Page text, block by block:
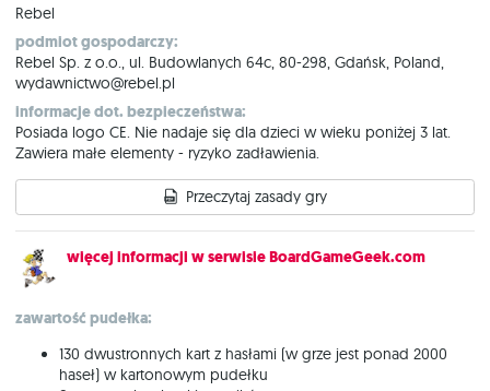
Rebel
podmiot gospodarczy:
Rebel Sp. z o.o., ul. Budowlanych 64c, 80-298, Gdańsk, Poland,
wydawnictwo@rebel.pl
informacje dot. bezpieczeństwa:
Posiada logo CE. Nie nadaje się dla dzieci w wieku poniżej 3 lat.
Zawiera małe elementy - ryzyko zadławienia.
Przeczytaj zasady gry
więcej informacji w serwisie BoardGameGeek.com
zawartość pudełka:
130 dwustronnych kart z hasłami (w grze jest ponad 2000
haseł) w kartonowym pudełku